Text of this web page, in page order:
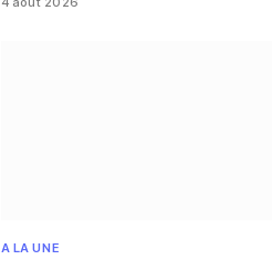
A LA UNE